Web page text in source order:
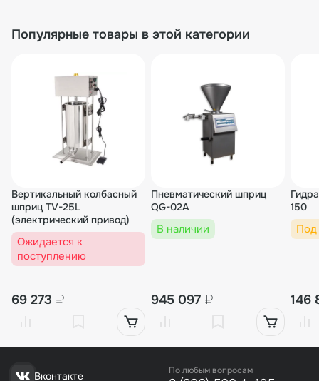
Популярные товары в этой категории
Вертикальный колбасный
шприц TV-25L
(электрический привод)
Ожидается к
поступлению
69 273 ₽
Пневматический шприц
QG-02A
В наличии
945 097 ₽
150
Под
146
Вконтакте
По любым вопросам